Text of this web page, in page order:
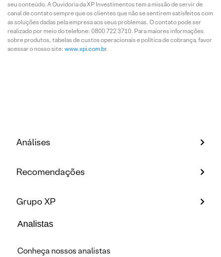
seu conteúdo. A Ouvidoria da XP Investimentos tem a missão de servir de
canal de contato sempre que os clientes que não se sentirem satisfeitos com
as soluções dadas pela empresa aos seus problemas. O contato pode ser
realizado por meio do telefone: 0800 722 3710. Para maiores informações
sobre produtos, tabelas de custos operacionais e política de cobrança, favor
acessar o nosso site: www.xpi.com.br.
Análises
Recomendações
Grupo XP
Analistas
Conheça nossos analistas